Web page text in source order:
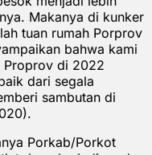
Makanya di kunker
tuan rumah Porprov
bahwa kami
Proprov di 2022
dari segala
sambutan di
Porkab/Porkot